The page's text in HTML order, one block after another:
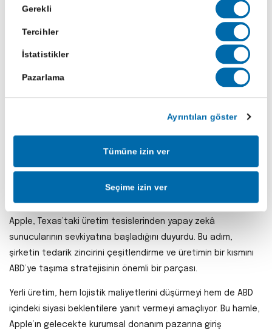
Seçimi
Gerekli
Tercihler
İstatistikler
Pazarlama
Ayrıntıları göster
Tümüne izin ver
Seçime izin ver
Meta, Fransız enerji devi ENGIE ile iş birliği yaparak Teksas’ta
600 MW’lık Swenson Ranch Solar projesini hayata
geçireceğini duyurdu.
Bu proje ile Meta’nın ABD’deki toplam yenilenebilir enerji
karbon nötr hedeflerine doğru önemli bir kilometre taşı
niteliğinde.
Apple'dan "Made in America" Hamlesi
Apple, Texas’taki üretim tesislerinden yapay zekâ
sunucularının sevkiyatına başladığını duyurdu. Bu adım,
şirketin tedarik zincirini çeşitlendirme ve üretimin bir kısmını
ABD’ye taşıma stratejisinin önemli bir parçası.
Yerli üretim, hem lojistik maliyetlerini düşürmeyi hem de ABD
içindeki siyasi beklentilere yanıt vermeyi amaçlıyor. Bu hamle,
Apple’ın gelecekte kurumsal donanım pazarına giriş